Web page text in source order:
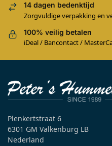
14 dagen bedenktijd
Zorgvuldige verpakking en
100% veilig betalen
iDeal / Bancontact /
Plenkertstraat 6
6301 GM Valkenburg LB
Nederland